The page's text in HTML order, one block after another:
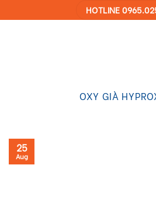
to
HOTLINE
OXY GIÀ
25
Aug